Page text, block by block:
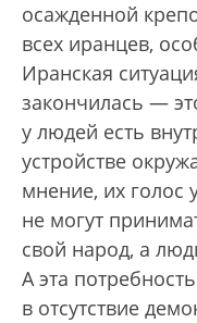
осажденной
всех иранцев,
Иранская
закончилась —
у людей есть
устройстве
мнение, их голос
не могут
свой народ, а
А эта
в отсутствие